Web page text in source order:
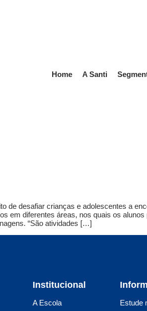
Home A Santi
de desafiar crianças e adolescentes a
em diferentes áreas, nos quais os
“São atividades […]
Institucional
A Escola
Estude